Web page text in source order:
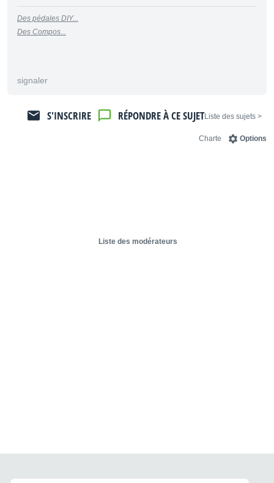
Des pédales DIY...
Des Compos...
signaler
< Liste des sujets
RÉPONDRE À CE SUJET
S'INSCRIRE
Options
Charte
Liste des modérateurs